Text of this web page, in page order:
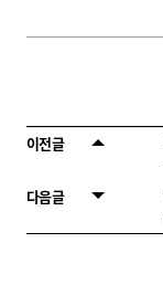
이전글
다음글